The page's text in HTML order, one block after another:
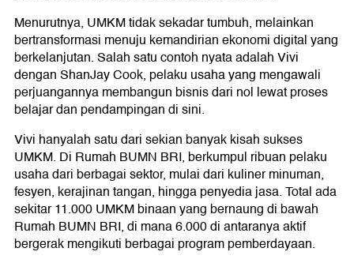
Menurutnya, UMKM tidak sekadar tumbuh, melainkan
bertransformasi menuju kemandirian ekonomi digital yang
berkelanjutan. Salah satu contoh nyata adalah Vivi
dengan ShanJay Cook, pelaku usaha yang mengawali
perjuangannya membangun bisnis dari nol lewat proses
belajar dan pendampingan di sini.
Vivi hanyalah satu dari sekian banyak kisah sukses
UMKM. Di Rumah BUMN BRI, berkumpul ribuan pelaku
usaha dari berbagai sektor, mulai dari kuliner minuman,
fesyen, kerajinan tangan, hingga penyedia jasa. Total ada
sekitar 11.000 UMKM binaan yang bernaung di bawah
Rumah BUMN BRI, di mana 6.000 di antaranya aktif
bergerak mengikuti berbagai program pemberdayaan.